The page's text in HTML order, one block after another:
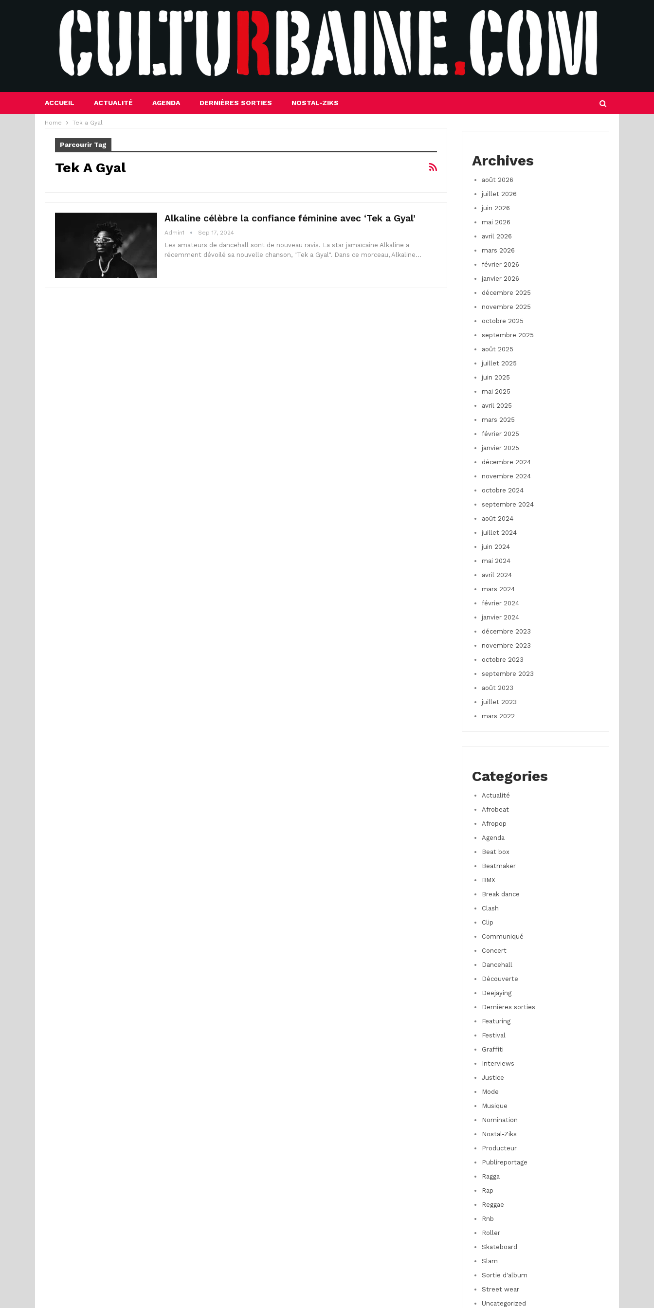
ACCUEIL ACTUALITÉ AGENDA DERNIÈRES SORTIES NOSTAL-ZIKS
Home Tek a Gyal
Parcourir Tag
Tek A Gyal
Alkaline célèbre la confiance féminine avec ‘Tek a Gyal’
Admin1 Sep 17, 2024
Les amateurs de dancehall sont de nouveau ravis. La star jamaïcaine Alkaline a
récemment dévoilé sa nouvelle chanson, "Tek a Gyal". Dans ce morceau, Alkaline…
Archives
août 2026
juillet 2026
juin 2026
mai 2026
avril 2026
mars 2026
février 2026
janvier 2026
décembre 2025
novembre 2025
octobre 2025
septembre 2025
août 2025
juillet 2025
juin 2025
mai 2025
avril 2025
mars 2025
février 2025
janvier 2025
décembre 2024
novembre 2024
octobre 2024
septembre 2024
août 2024
juillet 2024
juin 2024
mai 2024
avril 2024
mars 2024
février 2024
janvier 2024
décembre 2023
novembre 2023
octobre 2023
septembre 2023
août 2023
juillet 2023
mars 2022
Categories
Actualité
Afrobeat
Afropop
Agenda
Beat box
Beatmaker
BMX
Break dance
Clash
Clip
Communiqué
Concert
Dancehall
Découverte
Deejaying
Dernières sorties
Featuring
Festival
Graffiti
Interviews
Justice
Mode
Musique
Nomination
Nostal-Ziks
Producteur
Publireportage
Ragga
Rap
Reggae
Rnb
Roller
Skateboard
Slam
Sortie d'album
Street wear
Uncategorized